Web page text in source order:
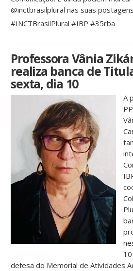
@inctbrasilplural nas suas
#INCTBrasilPlural #IBP #35rba
Professora Vânia
realiza banca de
sexta, dia 10
A
defesa do Memorial de Atividades